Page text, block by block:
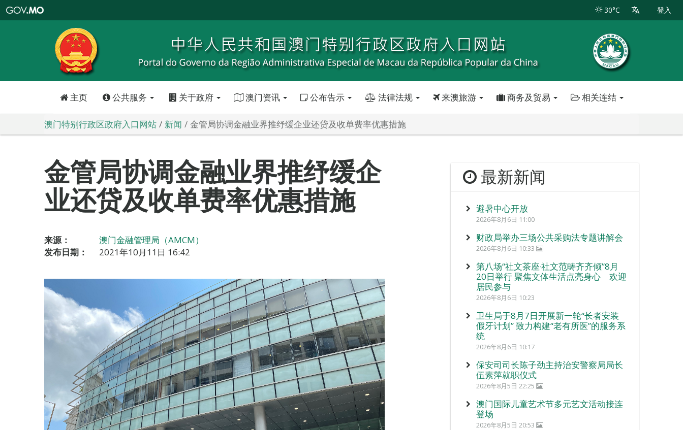
特
政
区
政
口
30°C 登入
主页 公共服务 关于政府 澳门资讯 公布告示 法律法规 来澳旅游 商务及贸易 相关连结
澳门特别行政区政府入口网站 新闻 金管局协调金融业界推纾缓企业还贷及收单费率优惠措施
金管局协调金融业界推纾缓企
业还贷及收单费率优惠措施
来源：
澳门金融管理局（AMCM）
发布日期：
2021年10月11日 16:42
最新新闻
避暑中心开放
2026年8月6日 11:00
财政局举办三场公共采购法专题讲解会
2026年8月6日 10:33
第八场“社文茶座‧社文范畴齐齐倾”8月
20日举行 聚焦文体生活点亮身心 欢迎
居民参与
2026年8月6日 10:23
卫生局于8月7日开展新一轮“长者安装
假牙计划” 致力构建“老有所医”的服务系
统
2026年8月6日 10:17
保安司司长陈子劲主持治安警察局局长
伍素萍就职仪式
2026年8月5日 22:25
澳门国际儿童艺术节多元艺文活动接连
登场
2026年8月5日 20:53